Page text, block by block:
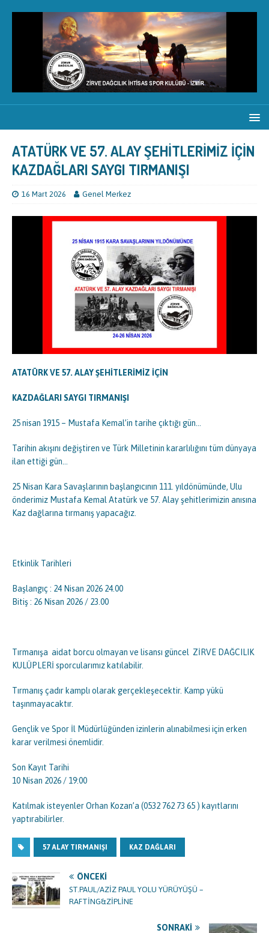
ATATÜRK VE 57. ALAY ŞEHİTLERİMİZ İÇİN
KAZDAĞLARI SAYGI TIRMANIŞI
16 Mart 2026 Genel Merkez
ATATÜRK VE 57. ALAY ŞEHİTLERİMİZ İÇİN
KAZDAĞLARI SAYGI TIRMANIŞI
25 nisan 1915 – Mustafa Kemal’in tarihe çıktığı gün…
Tarihin akışını değiştiren ve Türk Milletinin kararlılığını tüm dünyaya
ilan ettiği gün…
25 Nisan Kara Savaşlarının başlangıcının 111. yıldönümünde, Ulu
önderimiz Mustafa Kemal Atatürk ve 57. Alay şehitlerimizin anısına
Kaz dağlarına tırmanış yapacağız.
Etkinlik Tarihleri
Başlangıç : 24 Nisan 2026 24.00
Bitiş : 26 Nisan 2026 / 23.00
Tırmanışa aidat borcu olmayan ve lisansı güncel ZİRVE DAĞCILIK
KULÜPLERİ sporcularımız katılabilir.
Tırmanış çadır kamplı olarak gerçekleşecektir. Kamp yükü
taşınmayacaktır.
Gençlik ve Spor İl Müdürlüğünden izinlerin alınabilmesi için erken
karar verilmesi önemlidir.
Son Kayıt Tarihi
10 Nisan 2026 / 19:00
Katılmak isteyenler Orhan Kozan’a (0532 762 73 65 ) kayıtlarını
yaptırabilirler.
57 ALAY TIRMANIŞI KAZ DAĞLARI
ÖNCEKI
ST.PAUL/AZİZ PAUL YOLU YÜRÜYÜŞÜ –
RAFTİNG&ZİPLİNE
SONRAKI